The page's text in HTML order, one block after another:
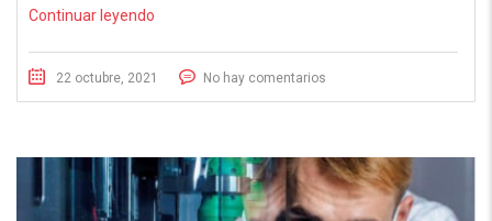
Continuar leyendo
22 octubre, 2021 No hay comentarios